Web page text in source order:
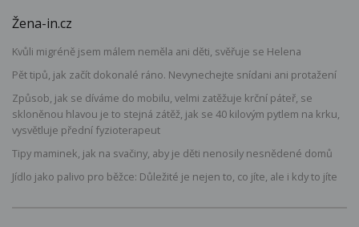
Žena-in.cz
Kvůli migréně jsem málem neměla ani děti, svěřuje se Helena
Pět tipů, jak začít dokonalé ráno. Nevynechejte snídani ani protažení
Způsob, jak se díváme do mobilu, velmi zatěžuje krční páteř, se
skloněnou hlavou je to stejná zátěž, jak se 40 kilovým pytlem na krku,
vysvětluje přední fyzioterapeut
Tipy maminek, jak na svačiny, aby je děti nenosily nesnědené domů
Jídlo jako palivo pro běžce: Důležité je nejen to, co jíte, ale i kdy to jíte